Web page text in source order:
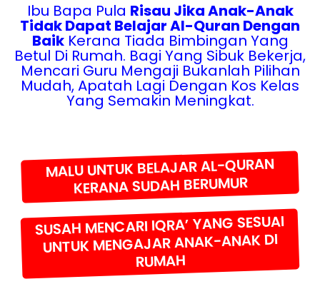
Ibu Bapa Pula Risau Jika Anak-Anak
Tidak Dapat Belajar Al-Quran Dengan
BaikKerana Tiada Bimbingan Yang
Betul Di Rumah. Bagi Yang Sibuk Bekerja,
Mencari Guru Mengaji Bukanlah Pilihan
Mudah, Apatah Lagi Dengan Kos Kelas
Yang Semakin Meningkat.
MALU UNTUK BELAJAR AL-QURAN
KERANA SUDAH BERUMUR
SUSAH MENCARI IQRA’ YANG SESUAI
UNTUK MENGAJAR ANAK-ANAK DI
RUMAH